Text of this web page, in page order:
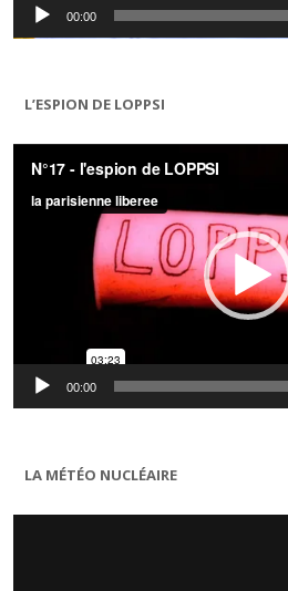
00:00
L’ESPION DE LOPPSI
Lecteur
vidéo
00:00
LA MÉTÉO NUCLÉAIRE
Lecteur